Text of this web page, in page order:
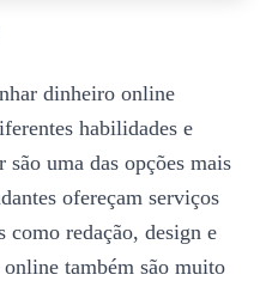
dinheiro online
habilidades e
são uma das opções mais
ofereçam serviços
como redação, design e
também são muito